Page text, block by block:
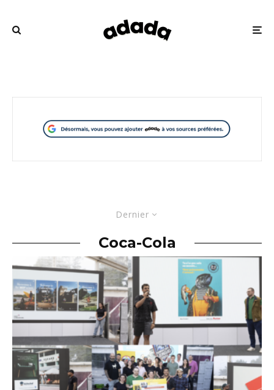
Dernier
Coca-Cola